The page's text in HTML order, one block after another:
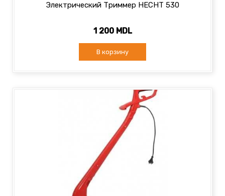
Электрический Триммер HECHT 530
1 200 MDL
В корзину